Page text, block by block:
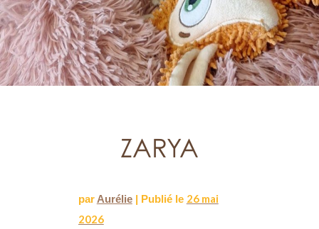
ZARYA
par Aurélie | Publié le 26 mai
2026